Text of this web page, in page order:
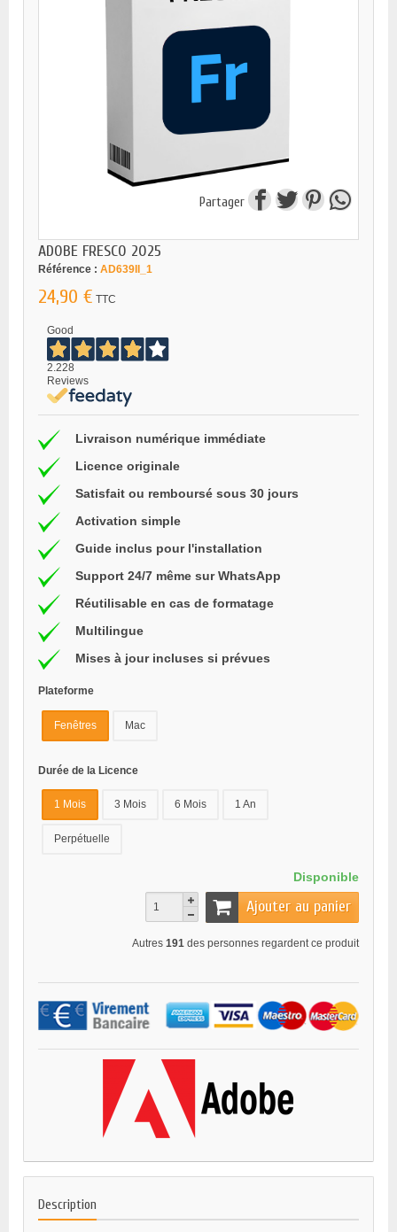
Partager
ADOBE FRESCO 2025
Référence : AD639II_1
24,90 € TTC
Good
2.228
Reviews
Livraison numérique immédiate
Licence originale
Satisfait ou remboursé sous 30 jours
Activation simple
Guide inclus pour l'installation
Support 24/7 même sur WhatsApp
Réutilisable en cas de formatage
Multilingue
Mises à jour incluses si prévues
Plateforme
Fenêtres Mac
Durée de la Licence
1 Mois 3 Mois 6 Mois 1 An
Perpétuelle
Disponible
Ajouter au panier
Autres 191 des personnes regardent ce produit
Description